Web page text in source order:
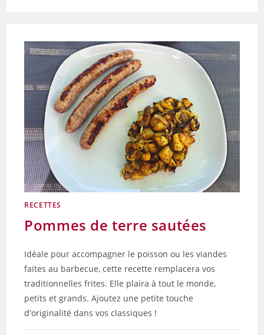
RECETTES
Pommes de terre sautées
Idéale pour accompagner le poisson ou les viandes
faites au barbecue, cette recette remplacera vos
traditionnelles frites. Elle plaira à tout le monde,
petits et grands. Ajoutez une petite touche
d'originalité dans vos classiques !